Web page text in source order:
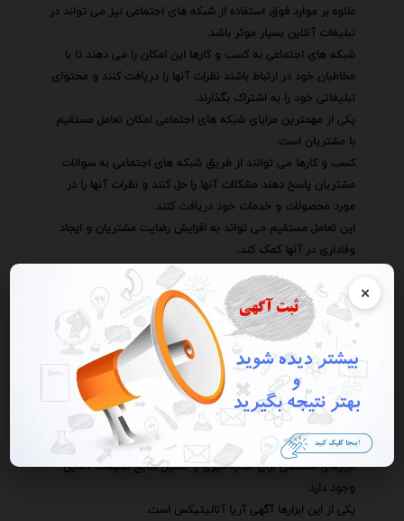
×
علاوه بر موارد فوق استفاده از شبکه های اجتماعی نیز می تواند در
تبلیغات آنلاین بسیار موثر باشد.
شبکه های اجتماعی به کسب و کارها این امکان را می دهند تا با
مخاطبان خود در ارتباط باشند نظرات آنها را دریافت کنند و محتوای
تبلیغاتی خود را به اشتراک بگذارند.
یکی از مهمترین مزایای شبکه های اجتماعی امکان تعامل مستقیم
با مشتریان است.
کسب و کارها می توانند از طریق شبکه های اجتماعی به سوالات
مشتریان پاسخ دهند مشکلات آنها را حل کنند و نظرات آنها را در
مورد محصولات و خدمات خود دریافت کنند.
این تعامل مستقیم می تواند به افزایش رضایت مشتریان و ایجاد
وفاداری در آنها کمک کند.
همچنین شبکه های اجتماعی می توانند به کسب و کارها کمک کنند
تا برند خود را به مخاطبان بیشتری معرفی کنند.
با انتشار محتوای جذاب و ارزشمند در شبکه های اجتماعی کسب و
کارها می توانند توجه مخاطبان را به خود جلب کرده و برند خود را
در ذهن آنها ماندگار کنند.
اندازه گیری و تحلیل نتایج تبلیغات آنلاین نیز بسیار مهم است.
کسب و کارها باید به طور مداوم نتایج تبلیغات خود را اندازه گیری
و تحلیل کنند تا بتوانند استراتژی های خود را بهینه سازی کنند و از
هدر رفتن بودجه تبلیغاتی خود جلوگیری کنند.
ابزارهای مختلفی برای اندازه گیری و تحلیل نتایج تبلیغات آنلاین
وجود دارد.
یکی از این ابزارها آگهی آریا آنالیتیکس است.